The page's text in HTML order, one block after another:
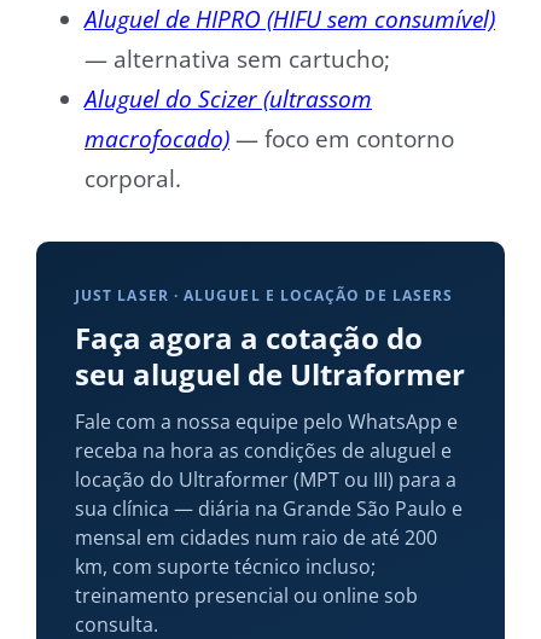
Aluguel de HIPRO (HIFU sem consumível)
— alternativa sem cartucho;
Aluguel do Scizer (ultrassom
macrofocado) — foco em contorno
corporal.
JUST LASER · ALUGUEL E LOCAÇÃO DE LASERS
Faça agora a cotação do
seu aluguel de Ultraformer
Fale com a nossa equipe pelo WhatsApp e
receba na hora as condições de aluguel e
locação do Ultraformer (MPT ou III) para a
sua clínica — diária na Grande São Paulo e
mensal em cidades num raio de até 200
km, com suporte técnico incluso;
treinamento presencial ou online sob
consulta.